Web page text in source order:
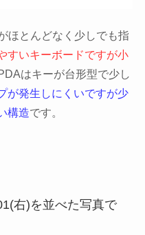
ほとんどなく少しでも指
すいキーボードですが小
はキーが台形型で少し
が発生しにくいですが少
構造です。
右)を並べた写真で